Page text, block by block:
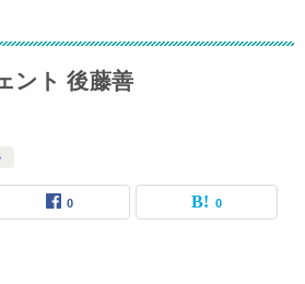
ント 後藤善
0 0